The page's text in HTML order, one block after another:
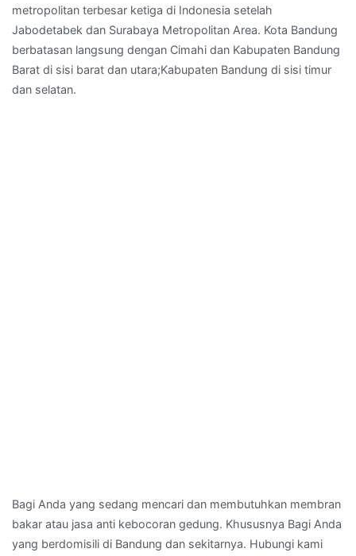
metropolitan terbesar ketiga di Indonesia setelah
Jabodetabek dan Surabaya Metropolitan Area. Kota Bandung
berbatasan langsung dengan Cimahi dan Kabupaten Bandung
Barat di sisi barat dan utara;Kabupaten Bandung di sisi timur
dan selatan.
Bagi Anda yang sedang mencari dan membutuhkan membran
bakar atau jasa anti kebocoran gedung. Khususnya Bagi Anda
yang berdomisili di Bandung dan sekitarnya. Hubungi kami